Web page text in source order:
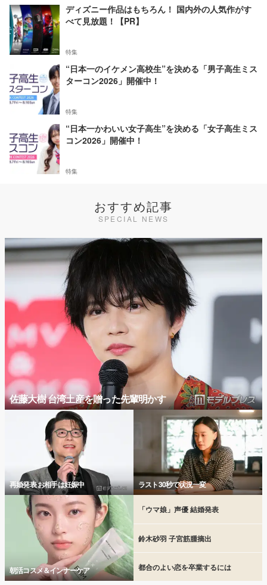
ディズニー作品はもちろん！ 国内外の人気作がす
べて見放題！【PR】
特集
“日本一のイケメン高校生”を決める「男子高生ミス
ターコン2026」開催中！
特集
“日本一かわいい女子高生”を決める「女子高生ミス
コン2026」開催中！
特集
おすすめ記事
SPECIAL NEWS
佐藤大樹 台湾土産を贈った先輩明かす
再婚発表 お相手は妊娠中 ラスト30秒で状況一変
朝活コスメ＆インナーケア
「ウマ娘」声優 結婚発表
鈴木砂羽 子宮筋腫摘出
都合のよい恋を卒業するには